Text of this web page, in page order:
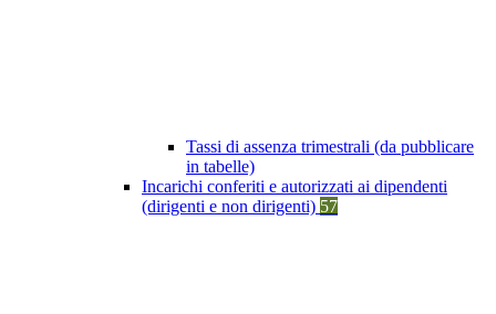
Tassi di assenza trimestrali (da pubblicare
in tabelle)
Incarichi conferiti e autorizzati ai dipendenti
(dirigenti e non dirigenti) 57